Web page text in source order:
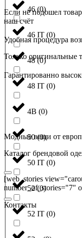
46 (0)
46 IT (0)
48 (0)
48 IT (0)
4B (0)
50 (0)
50 IT (0)
52 (0)
52 IT (0)
Если не подошел
наш счёт
Удобная процедура
Только оригинальные
Гарантированно
Модные вещи от
Каталог брендовой
[web_stories
number_of_stories="7"
Контакты